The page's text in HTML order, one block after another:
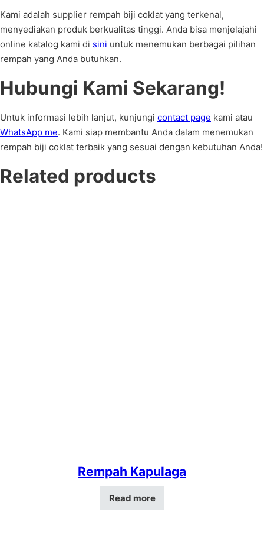
Kami adalah supplier rempah biji coklat yang terkenal,
menyediakan produk berkualitas tinggi. Anda bisa menjelajahi
online katalog kami di sini untuk menemukan berbagai pilihan
rempah yang Anda butuhkan.
Hubungi Kami Sekarang!
Untuk informasi lebih lanjut, kunjungi contact page kami atau
WhatsApp me. Kami siap membantu Anda dalam menemukan
rempah biji coklat terbaik yang sesuai dengan kebutuhan Anda!
Related products
Rempah Kapulaga
Read more